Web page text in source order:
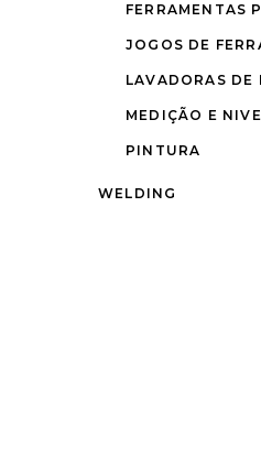
FERRAMENTAS
JOGOS DE
LAVADORAS DE
MEDIÇÃO E
PINTURA
WELDING